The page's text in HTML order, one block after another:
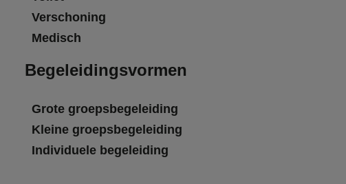
Verschoning
Medisch
Begeleidingsvormen
Grote groepsbegeleiding
Kleine groepsbegeleiding
Individuele begeleiding